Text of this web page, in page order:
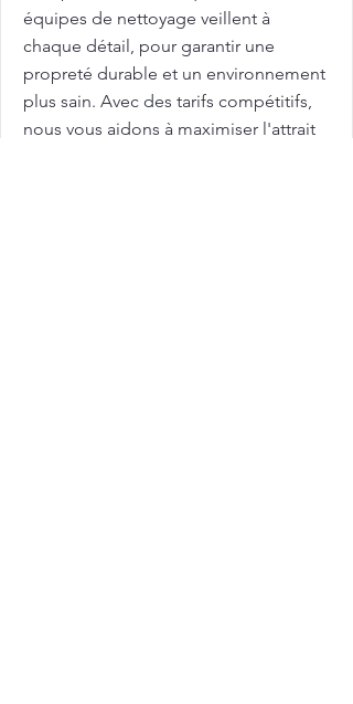
équipes de nettoyage veillent à
chaque détail, pour garantir une
propreté durable et un environnement
plus sain. Avec des tarifs compétitifs,
nous vous aidons à maximiser l'attrait